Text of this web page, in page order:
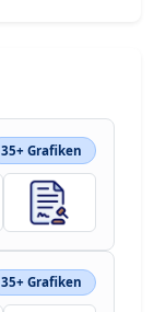
35+ Grafiken
35+ Grafiken